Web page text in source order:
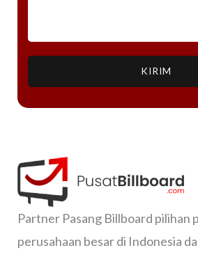
KIRIM
Partner Pasang Billboard pilihan
perusahaan besar di Indonesia